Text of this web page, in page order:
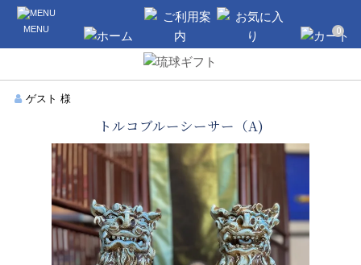
沖縄のギフト・引き出物の通販なら琉球
ギフト
ゲスト 様
トルコブルーシーサー（A)
ご利用案内
0
MENU